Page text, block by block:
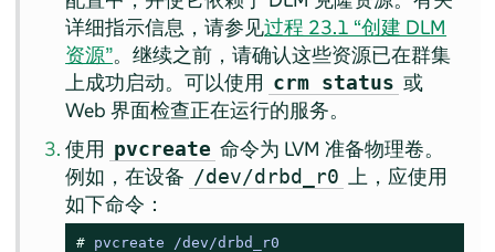
详细指示信息，请参见过程 23.1 “创建 DLM
资源”。继续之前，请确认这些资源已在群集
上成功启动。可以使用 crm status 或
Web 界面检查正在运行的服务。
使用 pvcreate 命令为 LVM 准备物理卷。
例如，在设备 /dev/drbd_r0 上，应使用
如下命令：
# pvcreate /dev/drbd_r0